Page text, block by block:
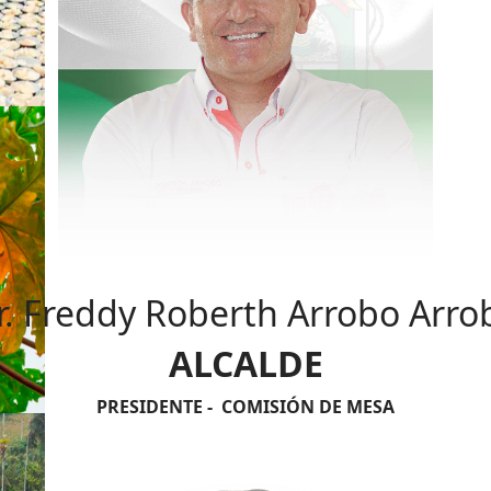
Freddy Roberth Arrobo
ALCALDE
PRESIDENTE - COMISIÓN DE MESA